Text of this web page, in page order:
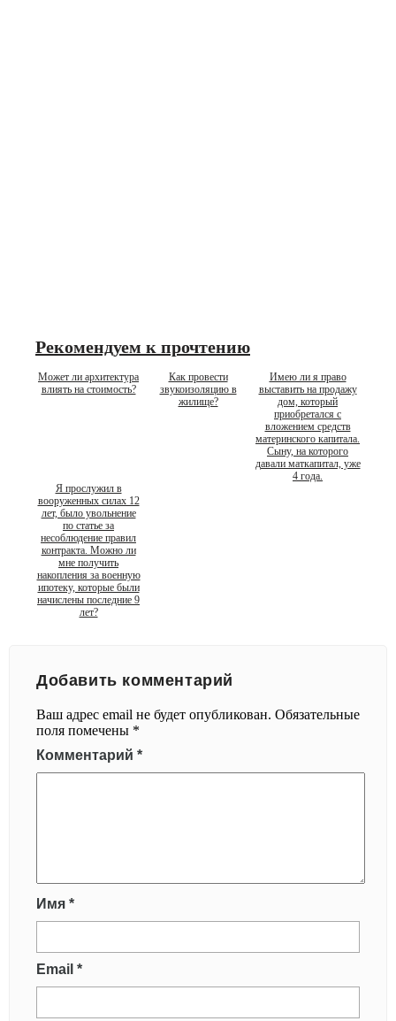
Рекомендуем к прочтению
Может ли архитектура
влиять на стоимость?
Как провести
звукоизоляцию в
жилище?
Имею ли я право
выставить на продажу
дом, который
приобретался с
вложением средств
материнского капитала.
Сыну, на которого
давали маткапитал, уже
4 года.
Я прослужил в
вооруженных силах 12
лет, было увольнение
по статье за
несоблюдение правил
контракта. Можно ли
мне получить
накопления за военную
ипотеку, которые были
начислены последние 9
лет?
Добавить комментарий
Ваш адрес email не будет опубликован. Обязательные
поля помечены *
Комментарий *
Имя *
Email *